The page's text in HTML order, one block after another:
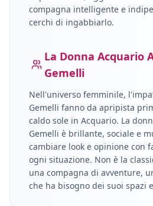
compagna intelligente e
cerchi di ingabbiarlo.
La DonnaAcquario
Gemelli
Nell'universo femminile,
Gemelli fanno da apripista
caldo sole in Acquario. La
Gemelli è brillante, sociale e
cambiare look e opinione con
ogni situazione. Non è la
una compagna di avventure,
che ha bisogno dei suoi spazi